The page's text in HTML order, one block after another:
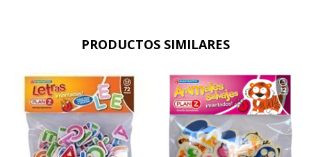
PRODUCTOS SIMILARES